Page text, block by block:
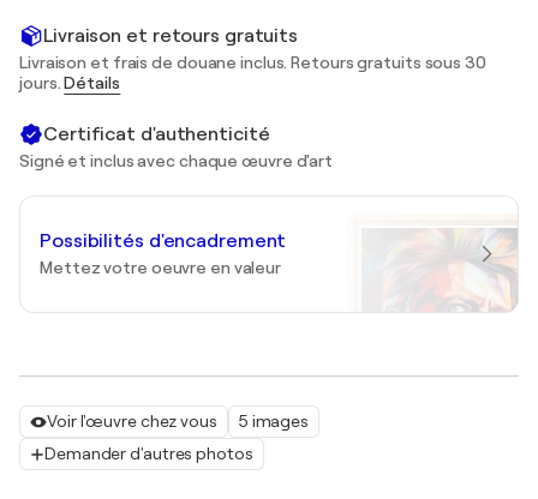
Voir l'œuvre chez vous
5 images
Demander d'autres photos
Livraison et retours gratuits
Livraison et frais de douane inclus. Retours gratuits sous 30
jours.Détails
Certificat d'authenticité
Signé et inclus avec chaque œuvre d'art
Possibilités d'encadrement
Mettez votre oeuvre en valeur